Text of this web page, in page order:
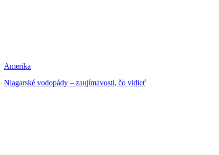
Amerika
Niagarské vodopády – zaujímavosti, čo vidieť